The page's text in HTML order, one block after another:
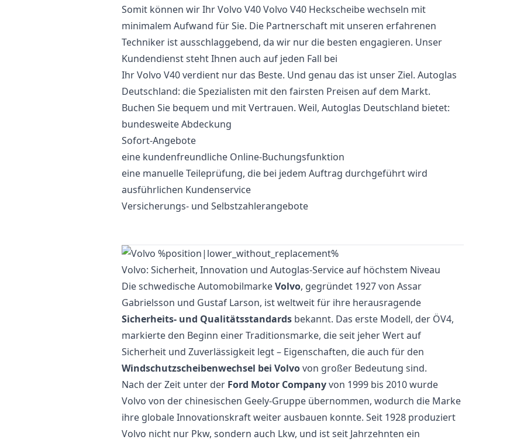
Somit können wir Ihr Volvo V40 Volvo V40 Heckscheibe wechseln mit
minimalem Aufwand für Sie. Die Partnerschaft mit unseren erfahrenen
Techniker ist ausschlaggebend, da wir nur die besten engagieren. Unser
Kundendienst steht Ihnen auch auf jeden Fall bei
Ihr Volvo V40 verdient nur das Beste. Und genau das ist unser Ziel. Autoglas
Deutschland: die Spezialisten mit den fairsten Preisen auf dem Markt.
Buchen Sie bequem und mit Vertrauen. Weil, Autoglas Deutschland bietet:
bundesweite Abdeckung
Sofort-Angebote
eine kundenfreundliche Online-Buchungsfunktion
eine manuelle Teileprüfung, die bei jedem Auftrag durchgeführt wird
ausführlichen Kundenservice
Versicherungs- und Selbstzahlerangebote
Volvo: Sicherheit, Innovation und Autoglas-Service auf höchstem Niveau
Die schwedische AutomobilmarkeVolvo, gegründet 1927 von Assar
Gabrielsson und Gustaf Larson, ist weltweit für ihre herausragende
Sicherheits- und Qualitätsstandards bekannt. Das erste Modell, der ÖV4,
markierte den Beginn einer Traditionsmarke, die seit jeher Wert auf
Sicherheit und Zuverlässigkeit legt – Eigenschaften, die auch für den
Windschutzscheibenwechsel bei Volvovon großer Bedeutung sind.
Nach der Zeit unter der Ford Motor Companyvon 1999 bis 2010 wurde
Volvo von der chinesischen Geely-Gruppe übernommen, wodurch die Marke
ihre globale Innovationskraft weiter ausbauen konnte. Seit 1928 produziert
Volvo nicht nur Pkw, sondern auch Lkw, und ist seit Jahrzehnten ein